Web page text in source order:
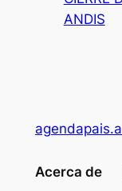
ANDIS
Acerca de